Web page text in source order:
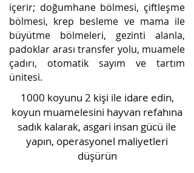
içerir; doğumhane bölmesi, çiftleşme
bölmesi, krep besleme ve mama ile
büyütme bölmeleri, gezinti alanla,
padoklar arası transfer yolu, muamele
çadırı, otomatik sayım ve tartım
ünitesi.
1000 koyunu 2 kişi ile idare edin,
koyun muamelesini hayvan refahına
sadık kalarak, asgari insan gücü ile
yapın, operasyonel maliyetleri
düşürün